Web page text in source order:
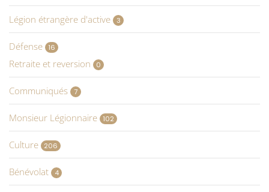
Légion étrangère d'active 3
Défense 16
Retraite et reversion 0
Communiqués 7
Monsieur Légionnaire 102
Culture 206
Bénévolat 4